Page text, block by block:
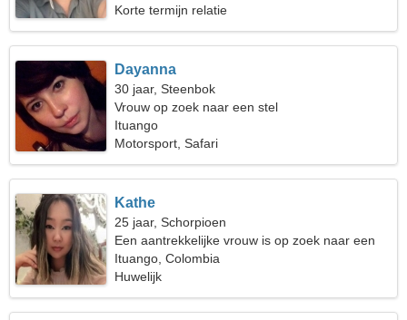
Korte termijn relatie
Dayanna
30 jaar, Steenbok
Vrouw op zoek naar een stel
Ituango
Motorsport, Safari
Kathe
25 jaar, Schorpioen
Een aantrekkelijke vrouw is op zoek naar een
relatie
Ituango, Colombia
Huwelijk